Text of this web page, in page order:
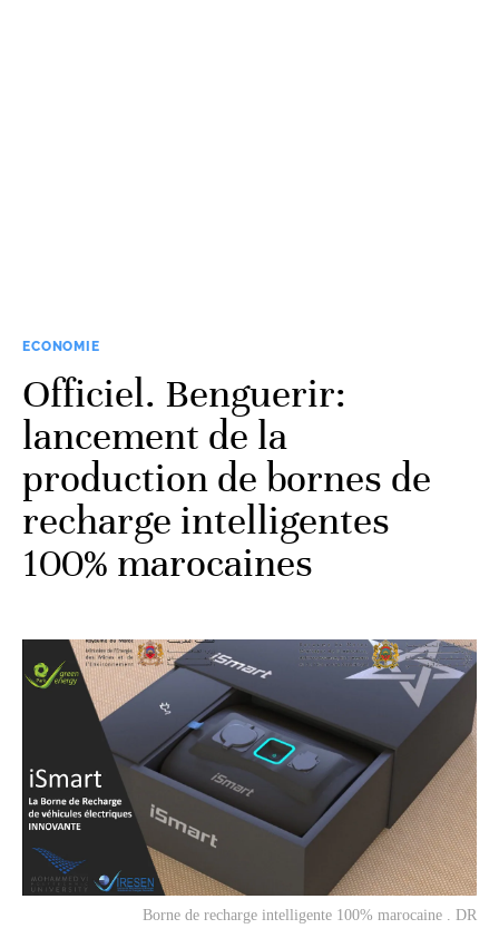
ECONOMIE
Officiel. Benguerir:
lancement de la
production de bornes de
recharge intelligentes
100% marocaines
Borne de recharge intelligente 100% marocaine . DR